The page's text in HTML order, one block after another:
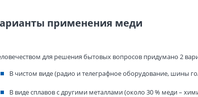
применения меди
для решения бытовых вопросов придумано 2
В чистом виде (радио и телеграфное оборудование, шины
В виде сплавов с другими металлами (около 30 % меди –